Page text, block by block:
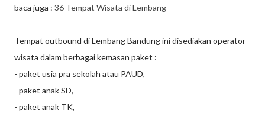
baca juga : 36 Tempat Wisata di Lembang
Tempat outbound di Lembang Bandung ini disediakan operator
wisata dalam berbagai kemasan paket :
- paket usia pra sekolah atau PAUD,
- paket anak SD,
- paket anak TK,